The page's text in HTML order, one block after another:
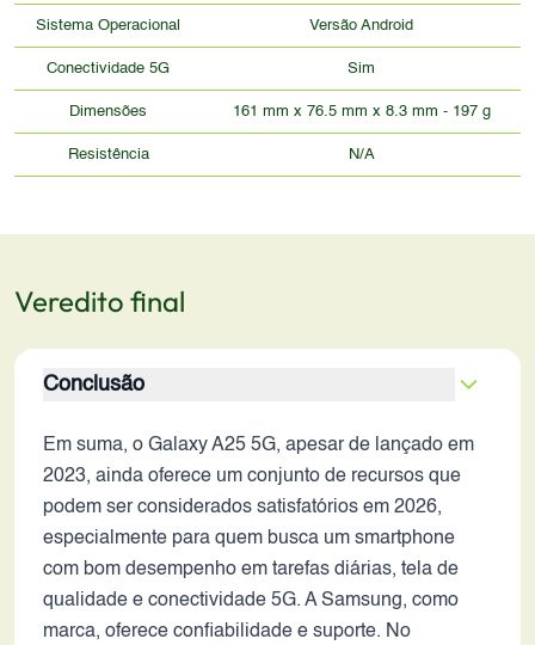
Sistema Operacional Versão Android
Conectividade 5G Sim
Dimensões 161 mm x 76.5 mm x 8.3 mm - 197 g
Resistência N/A
Veredito final
Conclusão
Em suma, o Galaxy A25 5G, apesar de lançado em
2023, ainda oferece um conjunto de recursos que
podem ser considerados satisfatórios em 2026,
especialmente para quem busca um smartphone
com bom desempenho em tarefas diárias, tela de
qualidade e conectividade 5G. A Samsung, como
marca, oferece confiabilidade e suporte. No